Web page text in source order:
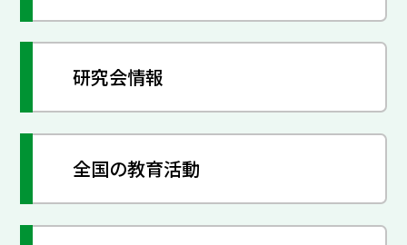
研究会情報
全国の教育活動